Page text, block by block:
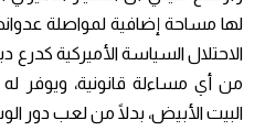
لها مساحة إضافية لمواصلة
الاحتلال السياسة الأميركية
من أي مساءلة قانونية، ويوفر
البيت الأبيض، بدلًا من لعب دور